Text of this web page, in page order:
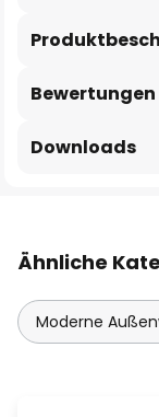
Bewertungen
Downloads
Ähnliche
Moderne